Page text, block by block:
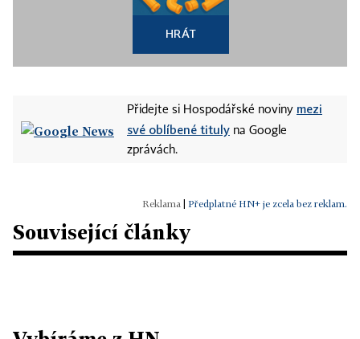
HRÁT
Přidejte si Hospodářské noviny mezi
své oblíbené tituly na Google
zprávách.
Předplatné HN+ je zcela bez reklam.
Související články